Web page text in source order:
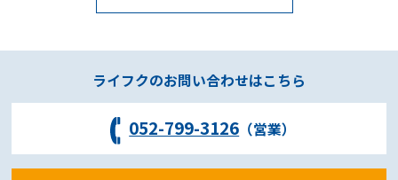
ライフクのお問い合わせはこちら
052-799-3126 （営業）